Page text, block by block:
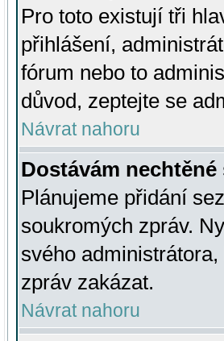
Pro toto existují tři
přihlášení,
fórum nebo to
důvod, zeptejte se
Návrat nahoru
Dostávám
Plánujeme přidání
soukromých zpráv.
svého
zpráv zakázat.
Návrat nahoru